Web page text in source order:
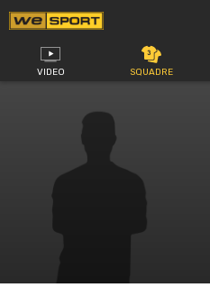
Vai
al
contenuto
VIDEO SQUADRE